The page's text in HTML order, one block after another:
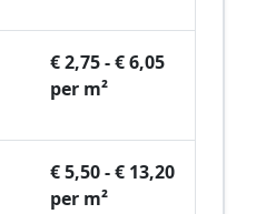
€ 2,75 - € 6,05
per m²
€ 5,50 - € 13,20
per m²